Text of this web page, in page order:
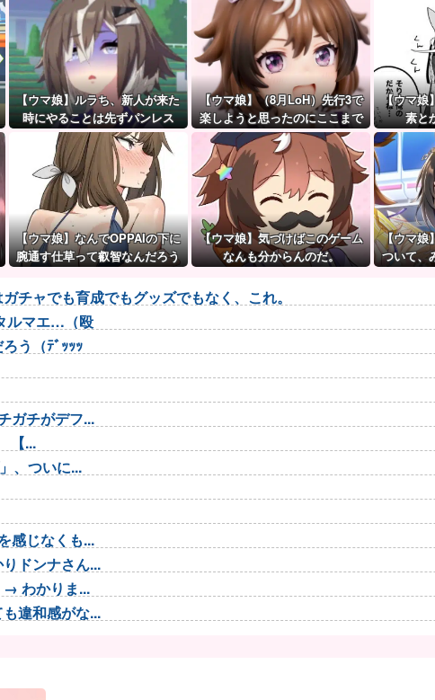
【ウマ娘】ルラち、新人が来た
時にやることは先ずパンレス
だ。
【ウマ娘】（8月LoH）先行3で
楽しようと思ったのにここまで
環境が変わるとは思わなかった
のだ…
【ウマ娘
素と
【ウマ娘】なんでOPPAIの下に
腕通す仕草って叡智なんだろう
【ウマ娘】気づけばこのゲーム
なんも分からんのだ。
【ウマ娘
ついて、
チャでも育成でもグッズでもなく、これ。
ルマエ…（殴
う（ﾃﾞｯｯｯ
ガチがデフ...
【...
、ついに...
感じなくも...
ドンナさん...
→ わかりま...
違和感がな...
、見かねた...